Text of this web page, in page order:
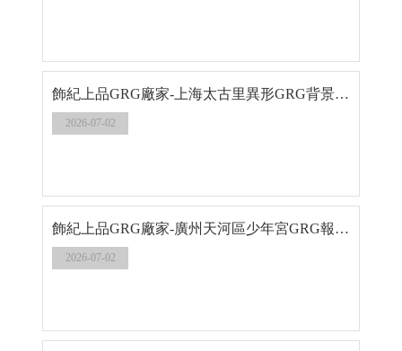
飾紀上品GRG廠家-上海太古里異形GRG背景墻工程案例
2026-07-02
飾紀上品GRG廠家-廣州天河區少年宮GRG報告廳工程案例
2026-07-02